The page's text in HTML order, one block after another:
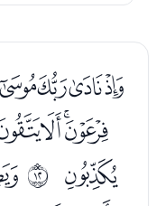
ﮰ ﰋ